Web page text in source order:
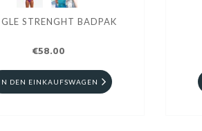
STRENGHT BADPAK
€58.00
DEN EINKAUFSWAGEN